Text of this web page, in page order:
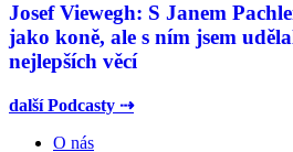
Josef Viewegh: S Janem
jako koně, ale s ním jsem
nejlepších věcí
další Podcasty ⇢
O nás